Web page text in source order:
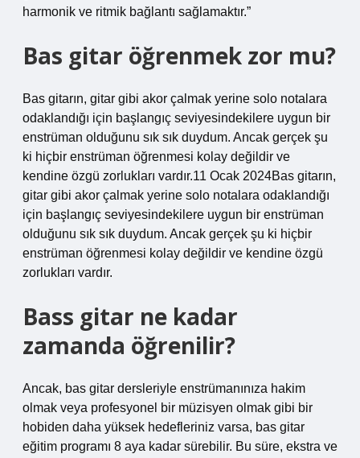
harmonik ve ritmik bağlantı sağlamaktır.”
Bas gitar öğrenmek zor mu?
Bas gitarın, gitar gibi akor çalmak yerine solo notalara
odaklandığı için başlangıç ​​seviyesindekilere uygun bir
enstrüman olduğunu sık sık duydum. Ancak gerçek şu
ki hiçbir enstrüman öğrenmesi kolay değildir ve
kendine özgü zorlukları vardır.11 Ocak 2024Bas gitarın,
gitar gibi akor çalmak yerine solo notalara odaklandığı
için başlangıç ​​seviyesindekilere uygun bir enstrüman
olduğunu sık sık duydum. Ancak gerçek şu ki hiçbir
enstrüman öğrenmesi kolay değildir ve kendine özgü
zorlukları vardır.
Bass gitar ne kadar
zamanda öğrenilir?
Ancak, bas gitar dersleriyle enstrümanınıza hakim
olmak veya profesyonel bir müzisyen olmak gibi bir
hobiden daha yüksek hedefleriniz varsa, bas gitar
eğitim programı 8 aya kadar sürebilir. Bu süre, ekstra ve